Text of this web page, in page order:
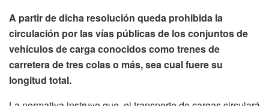
A partir de dicha resolución queda prohibida la
circulación por las vías públicas de los conjuntos de
vehículos de carga conocidos como trenes de
carretera de tres colas o más, sea cual fuere su
longitud total.